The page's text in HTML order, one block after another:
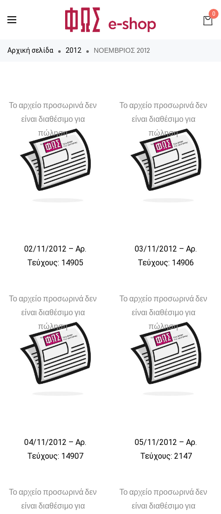
0
Αρχική σελίδα 2012 ΝΟΕΜΒΡΙΟΣ 2012
Το αρχείο προσωρινά δεν
είναι διαθέσιμο για
πώληση
02/11/2012 – Αρ.
Τεύχους: 14905
Το αρχείο προσωρινά δεν
είναι διαθέσιμο για
πώληση
03/11/2012 – Αρ.
Τεύχους: 14906
Το αρχείο προσωρινά δεν
είναι διαθέσιμο για
πώληση
04/11/2012 – Αρ.
Τεύχους: 14907
Το αρχείο προσωρινά δεν
είναι διαθέσιμο για
πώληση
05/11/2012 – Αρ.
Τεύχους: 2147
Το αρχείο προσωρινά δεν
είναι διαθέσιμο για
Το αρχείο προσωρινά δεν
είναι διαθέσιμο για